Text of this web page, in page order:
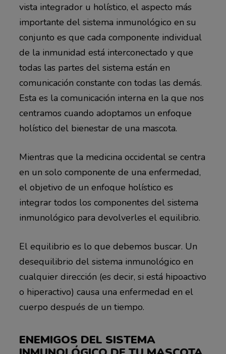
vista integrador u holístico, el aspecto más
importante del sistema inmunológico en su
conjunto es que cada componente individual
de la inmunidad está interconectado y que
todas las partes del sistema están en
comunicación constante con todas las demás.
Esta es la comunicación interna en la que nos
centramos cuando adoptamos un enfoque
holístico del bienestar de una mascota.
Mientras que la medicina occidental se centra
en un solo componente de una enfermedad,
el objetivo de un enfoque holístico es
integrar todos los componentes del sistema
inmunológico para devolverles el equilibrio.
El equilibrio es lo que debemos buscar. Un
desequilibrio del sistema inmunológico en
cualquier dirección (es decir, si está hipoactivo
o hiperactivo) causa una enfermedad en el
cuerpo después de un tiempo.
ENEMIGOS DEL SISTEMA